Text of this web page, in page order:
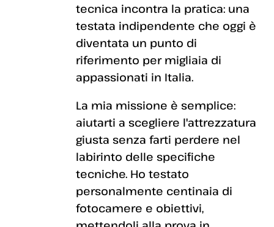
tecnica incontra la pratica: una
testata indipendente che oggi è
diventata un punto di
riferimento per migliaia di
appassionati in Italia.
La mia missione è semplice:
aiutarti a scegliere l'attrezzatura
giusta senza farti perdere nel
labirinto delle specifiche
tecniche. Ho testato
personalmente centinaia di
fotocamere e obiettivi,